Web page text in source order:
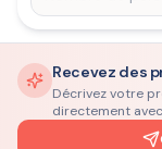
Recevez des
Décrivez votre
directement